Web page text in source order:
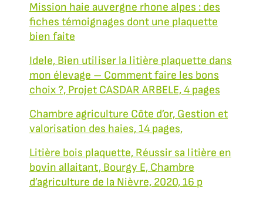
Mission haie auvergne rhone alpes : des
fiches témoignages dont une plaquette
bien faite
Idele, Bien utiliser la litière plaquette dans
mon élevage – Comment faire les bons
choix ?, Projet CASDAR ARBELE, 4 pages
Chambre agriculture Côte d’or, Gestion et
valorisation des haies, 14 pages,
Litière bois plaquette, Réussir sa litière en
bovin allaitant, Bourgy E, Chambre
d’agriculture de la Nièvre, 2020, 16 p